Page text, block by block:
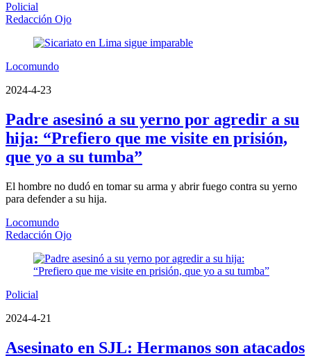
Policial
Redacción Ojo
Locomundo
2024-4-23
Padre asesinó a su yerno por agredir a su
hija: “Prefiero que me visite en prisión,
que yo a su tumba”
El hombre no dudó en tomar su arma y abrir fuego contra su yerno
para defender a su hija.
Locomundo
Redacción Ojo
Policial
2024-4-21
Asesinato en SJL: Hermanos son atacados